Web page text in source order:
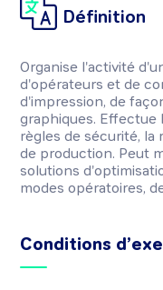
Définition
Organise l'activité
d'opérateurs et de
d'impression, de
graphiques. Effectue
règles de sécurité,
de production. Peut
solutions
modes opératoires,
Conditions